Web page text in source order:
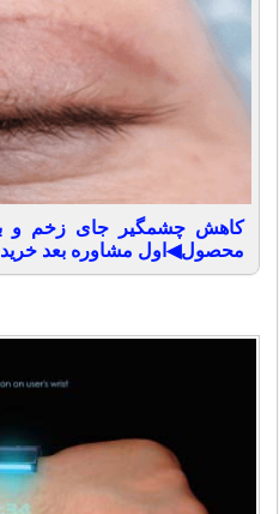
محصول◀اول مشاوره بعد خرید